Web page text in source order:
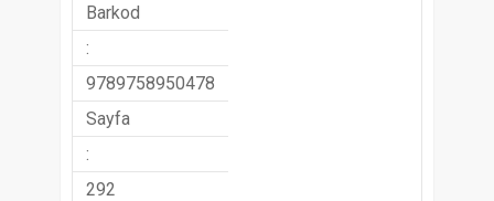
Barkod
:
9789758950478
Sayfa
:
292